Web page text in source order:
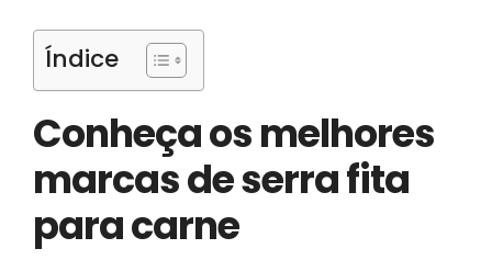
Índice
Conheça os melhores
marcas de serra fita
para carne